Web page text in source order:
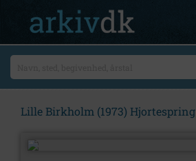
Lille Birkholm (1973) Hjortespring